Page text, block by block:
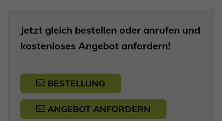
Jetzt gleich bestellen oder anrufen und
kostenloses Angebot anfordern!
BESTELLUNG
ANGEBOT ANFORDERN